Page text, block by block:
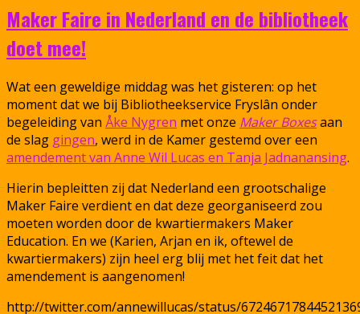
Maker Faire in Nederland en de bibliotheek
doet mee!
Wat een geweldige middag was het gisteren: op het
moment dat we bij Bibliotheekservice Fryslân onder
begeleiding van Åke Nygren met onze Maker Boxesaan
de slag gingen, werd in de Kamer gestemd over een
amendement van Anne Wil Lucas en Tanja Jadnanansing.
Hierin bepleitten zij dat Nederland een grootschalige
Maker Faire verdient en dat deze georganiseerd zou
moeten worden door de kwartiermakers Maker
Education. En we (Karien, Arjan en ik, oftewel de
kwartiermakers) zijn heel erg blij met het feit dat het
amendement is aangenomen!
http://twitter.com/annewillucas/status/